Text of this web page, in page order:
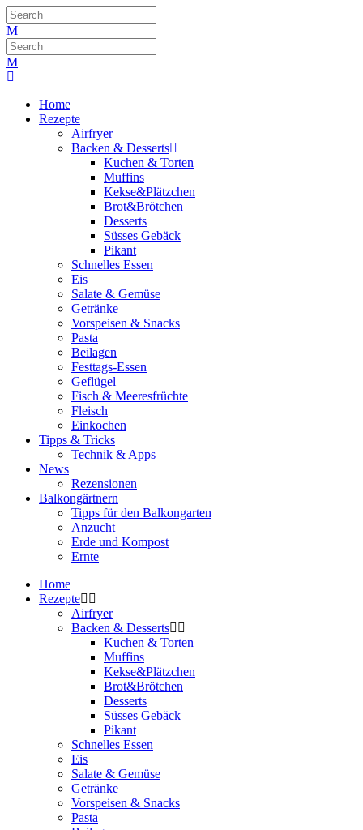
Home
Rezepte
Airfryer
Backen & Desserts
Kuchen & Torten
Muffins
Kekse&Plätzchen
Brot&Brötchen
Desserts
Süsses Gebäck
Pikant
Schnelles Essen
Eis
Salate & Gemüse
Getränke
Vorspeisen & Snacks
Pasta
Beilagen
Festtags-Essen
Geflügel
Fisch & Meeresfrüchte
Fleisch
Einkochen
Tipps & Tricks
Technik & Apps
News
Rezensionen
Balkongärtnern
Tipps für den Balkongarten
Anzucht
Erde und Kompost
Ernte
Home
Rezepte
Airfryer
Backen & Desserts
Kuchen & Torten
Muffins
Kekse&Plätzchen
Brot&Brötchen
Desserts
Süsses Gebäck
Pikant
Schnelles Essen
Eis
Salate & Gemüse
Getränke
Vorspeisen & Snacks
Pasta